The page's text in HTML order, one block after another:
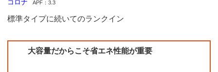
コロナ APF：3.3
標準タイプに続いてのランクイン
大容量だからこそ省エネ性能が重要